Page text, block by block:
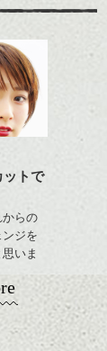
ットで
からの
ジを
いま
ムが
く見
り、